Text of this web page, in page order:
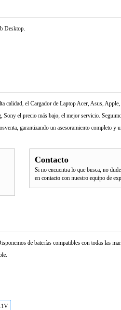
Desktop.
calidad, el Cargador de Laptop Acer, Asus,
el precio más bajo, el mejor servicio.
garantizando un asesoramiento completo y
Contacto
Si no encuentra lo que busca, no
en contacto con nuestro equipo de
de baterías compatibles con todas las